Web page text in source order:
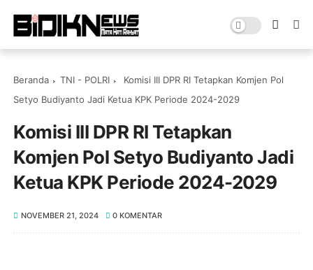
Beranda TNI - POLRI
Komisi III DPR RI Tetapkan Komjen Pol
Setyo Budiyanto Jadi Ketua KPK Periode 2024-2029
Komisi III DPR RI Tetapkan
Komjen Pol Setyo Budiyanto Jadi
Ketua KPK Periode 2024-2029
NOVEMBER 21, 2024 0 KOMENTAR